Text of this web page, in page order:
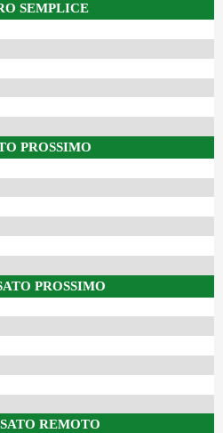
SEMPLICE
PROSSIMO
PROSSIMO
REMOTO